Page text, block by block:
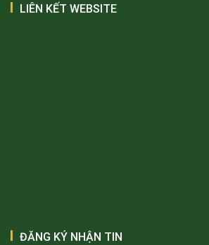
LIÊN KẾT WEBSITE
ĐĂNG KÝ NHẬN TIN